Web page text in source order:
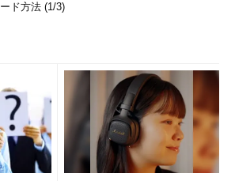
ド方法 (1/3)